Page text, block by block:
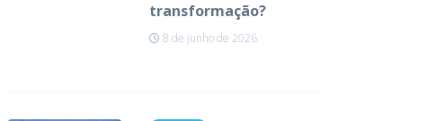
transformação?
8 de junho de 2026